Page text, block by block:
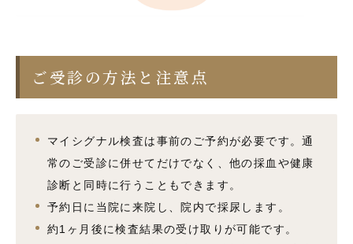
ご受診の方法と注意点
マイシグナル検査は事前のご予約が必要です。通
常のご受診に併せてだけでなく、他の採血や健康
診断と同時に行うこともできます。
予約日に当院に来院し、院内で採尿します。
約1ヶ月後に検査結果の受け取りが可能です。